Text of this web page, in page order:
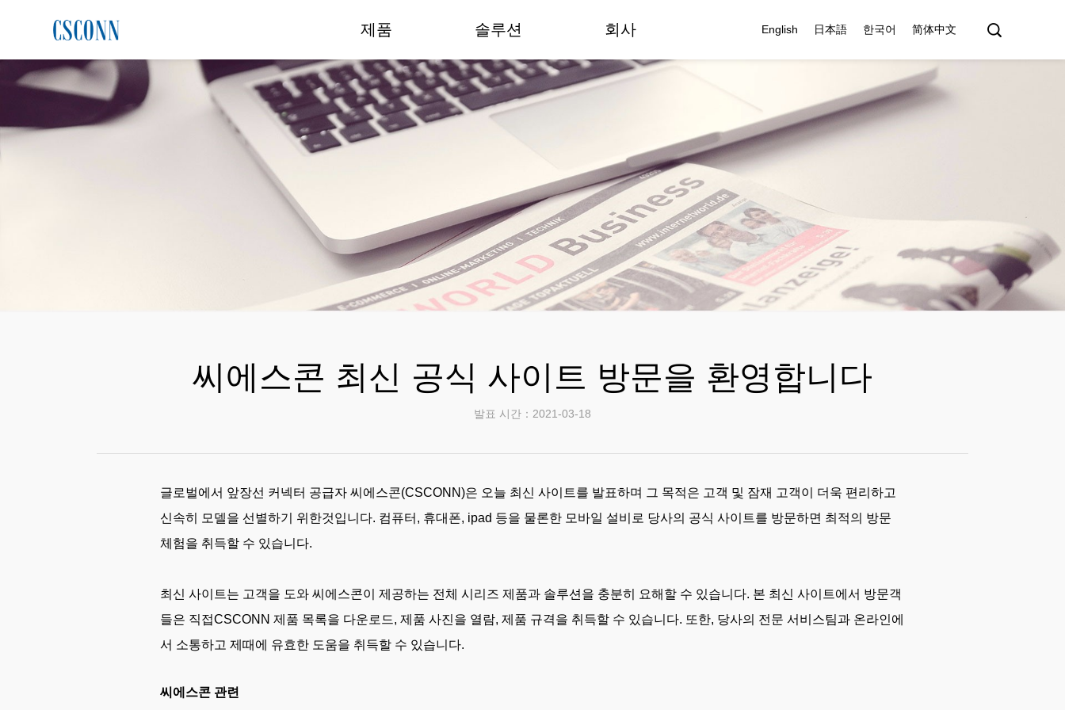
제품 솔루션 회사 English 日本語 한국어 简体中文
씨에스콘 최신 공식 사이트 방문을 환영합니다
발표 시간：2021-03-18
글로벌에서 앞장선 커넥터 공급자 씨에스콘(CSCONN)은 오늘 최신 사이트를 발표하며 그 목적은 고객 및 잠재 고객이 더욱 편리하고
신속히 모델을 선별하기 위한것입니다. 컴퓨터, 휴대폰, ipad 등을 물론한 모바일 설비로 당사의 공식 사이트를 방문하면 최적의 방문
체험을 취득할 수 있습니다.
최신 사이트는 고객을 도와 씨에스콘이 제공하는 전체 시리즈 제품과 솔루션을 충분히 요해할 수 있습니다. 본 최신 사이트에서 방문객
들은 직접CSCONN 제품 목록을 다운로드, 제품 사진을 열람, 제품 규격을 취득할 수 있습니다. 또한, 당사의 전문 서비스팀과 온라인에
서 소통하고 제때에 유효한 도움을 취득할 수 있습니다.
씨에스콘 관련